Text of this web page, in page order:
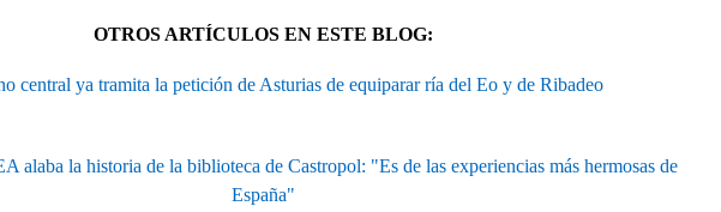
OTROS ARTÍCULOS EN ESTE BLOG:
central ya tramita la petición de Asturias de equiparar ría del Eo y de Ribadeo
alaba la historia de la biblioteca de Castropol: "Es de las experiencias más hermosas de
España"